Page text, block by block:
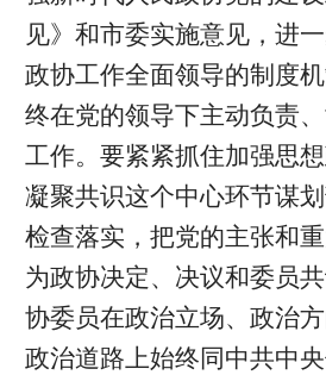
见》和市委实施意见，进
政协工作全面领导的制度
终在党的领导下主动负责
工作。要紧紧抓住加强思
凝聚共识这个中心环节谋
检查落实，把党的主张和
为政协决定、决议和委员
协委员在政治立场、政治方
政治道路上始终同中共中央